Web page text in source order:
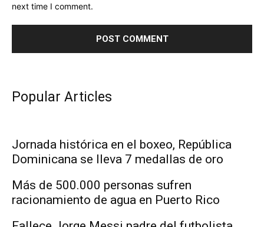
next time I comment.
Popular Articles
Jornada histórica en el boxeo, República
Dominicana se lleva 7 medallas de oro
Más de 500.000 personas sufren
racionamiento de agua en Puerto Rico